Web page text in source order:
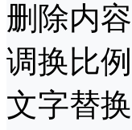
删除内容
调换比例
文字替换